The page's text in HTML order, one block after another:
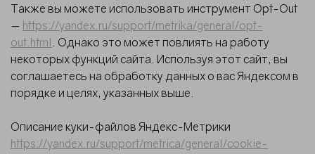
Также вы можете использовать инструмент Opt-Out
— https://yandex.ru/support/metrika/general/opt-
out.html . Однако это может повлиять на работу
некоторых функций сайта. Используя этот сайт, вы
соглашаетесь на обработку данных о вас Яндексом в
порядке и целях, указанных выше.
Описание куки-файлов Яндекс-Метрики
https://yandex.ru/support/metrica/general/cookie-